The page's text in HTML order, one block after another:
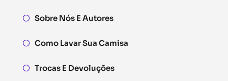
Sobre Nós E Autores
Como Lavar Sua Camisa
Trocas E Devoluções